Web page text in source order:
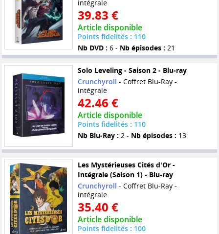
intégrale
39.83 €
Article disponible
Points fidelités : 110
Nb DVD : 6 - Nb épisodes : 21
Solo Leveling - Saison 2 - Blu-ray
Crunchyroll - Coffret Blu-Ray -
intégrale
42.46 €
Article disponible
Points fidelités : 110
Nb Blu-Ray : 2 - Nb épisodes : 13
Les Mystérieuses Cités d'Or -
Intégrale (Saison 1) - Blu-ray
Crunchyroll - Coffret Blu-Ray -
intégrale
35.40 €
Article disponible
Points fidelités : 100